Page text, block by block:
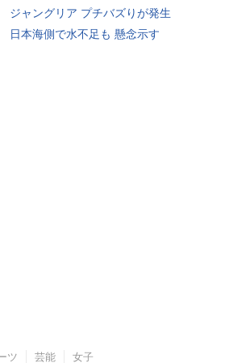
ジャングリア プチバズりが発生
日本海側で水不足も 懸念示す
ツ 芸能 女子